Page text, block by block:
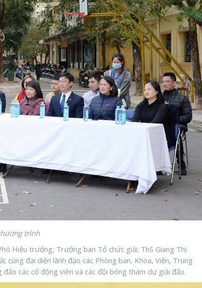
trình
Hiệu trưởng, Trưởng ban Tổ chức giải; ThS Giang Thị
đại diện lãnh đạo các Phòng ban, Khoa, Viện, Trung
các cổ động viên và các đội bóng tham dự giải đấu.